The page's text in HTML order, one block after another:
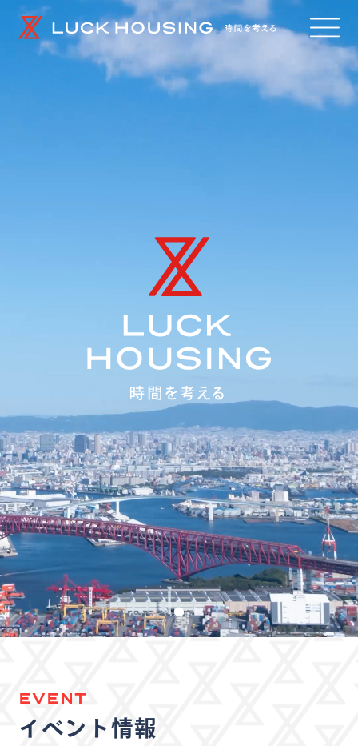
EVENT
イベント情報